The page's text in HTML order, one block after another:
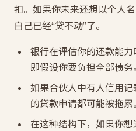
扣。如果你未来还想以个人
自己已经“贷不动”了。
银行在评估你的还款能力
即假设你要负担全部债务。
如果合伙人中有人信用
的贷款申请都可能被拖累。
在这种结构下，如果你